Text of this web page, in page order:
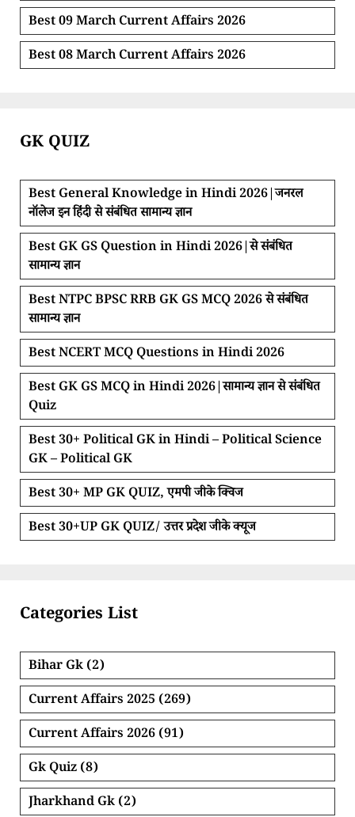
Best 09 March Current Affairs 2026
Best 08 March Current Affairs 2026
GK QUIZ
Best General Knowledge in Hindi 2026|जनरल
नॉलेज इन हिंदी से संबंधित सामान्य ज्ञान
Best GK GS Question in Hindi 2026|से संबंधित
सामान्य ज्ञान
Best NTPC BPSC RRB GK GS MCQ 2026 से संबंधित
सामान्य ज्ञान
Best NCERT MCQ Questions in Hindi 2026
Best GK GS MCQ in Hindi 2026|सामान्य ज्ञान से संबंधित
Quiz
Best 30+ Political GK in Hindi – Political Science
GK – Political GK
Best 30+ MP GK QUIZ, एमपी जीके क्विज
Best 30+UP GK QUIZ/ उत्तर प्रदेश जीके क्यूज
Categories List
Bihar Gk (2)
Current Affairs 2025 (269)
Current Affairs 2026 (91)
Gk Quiz (8)
Jharkhand Gk (2)